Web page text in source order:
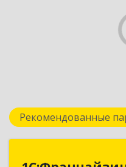
Рекомендованные